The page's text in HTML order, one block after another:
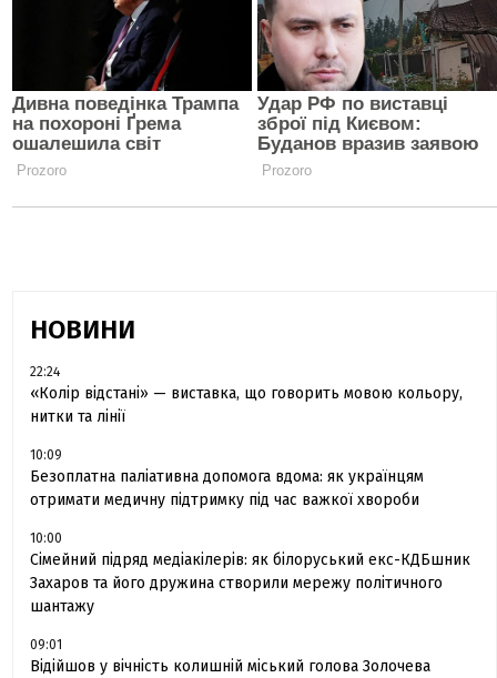
НОВИНИ
22:24
«Колір відстані» — виставка, що говорить мовою кольору,
нитки та лінії
10:09
Безоплатна паліативна допомога вдома: як українцям
отримати медичну підтримку під час важкої хвороби
10:00
Сімейний підряд медіакілерів: як білоруський екс-КДБшник
Захаров та його дружина створили мережу політичного
шантажу
09:01
Відійшов у вічність колишній міський голова Золочева